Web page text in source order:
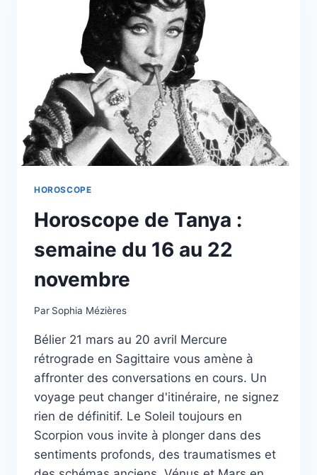
23
AU
29
NOVEMBRE
HOROSCOPE
Horoscope de Tanya :
semaine du 16 au 22
novembre
Par Sophia Mézières
Bélier 21 mars au 20 avril Mercure
rétrograde en Sagittaire vous amène à
affronter des conversations en cours. Un
voyage peut changer d'itinéraire, ne signez
rien de définitif. Le Soleil toujours en
Scorpion vous invite à plonger dans des
sentiments profonds, des traumatismes et